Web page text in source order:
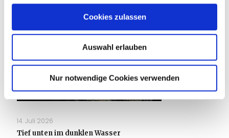
Cookies zulassen
Auswahl erlauben
Nur notwendige Cookies verwenden
14. Juli 2026
Tief unten im dunklen Wasser